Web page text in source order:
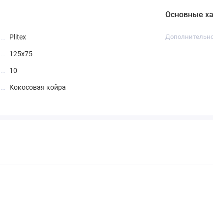
Plitex
125х75
10
Кокосовая койра
Основные